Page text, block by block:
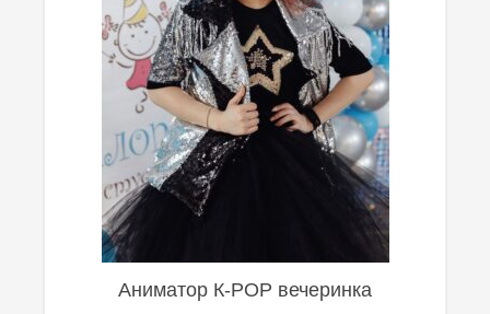
Аниматор К-POP вечеринка